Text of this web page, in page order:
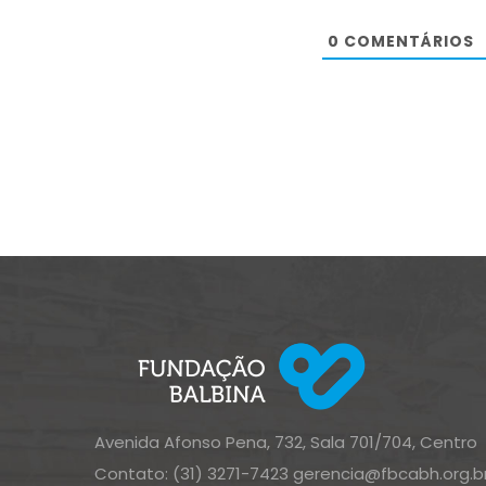
0 COMENTÁRIOS
Avenida Afonso Pena, 732, Sala 701/704, Centro
Contato: (31) 3271-7423